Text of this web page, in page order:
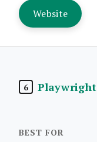
Website
6 Playwright